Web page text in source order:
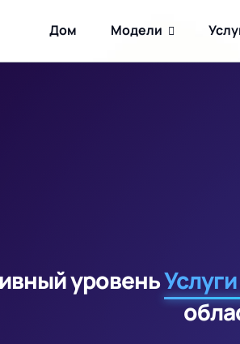
Дом Модели
уровень